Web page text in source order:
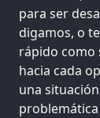
para ser
digamos, o
rápido como
hacia cada
una